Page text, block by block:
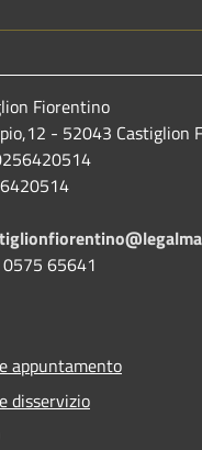
Fiorentino
- 52043 Castiglion
65641
appuntamento
disservizio